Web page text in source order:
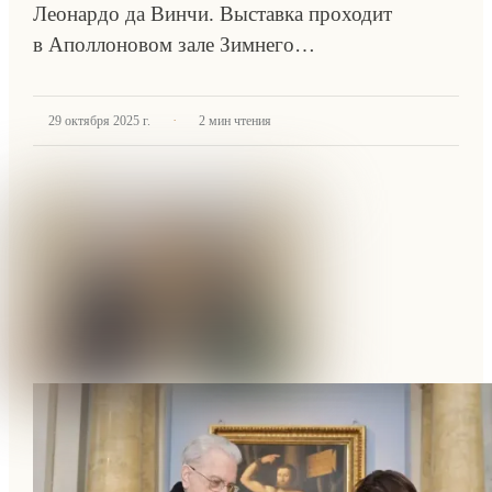
Леонардо да Винчи. Выставка проходит
в Аполлоновом зале Зимнего…
29 октября 2025 г. · 2 мин чтения